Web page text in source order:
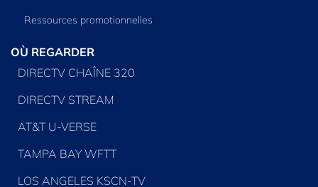
Ressources promotionnelles
OÙ REGARDER
DIRECTV CHAÎNE 320
DIRECTV STREAM
AT&T U-VERSE
TAMPA BAY WFTT
LOS ANGELES KSCN-TV